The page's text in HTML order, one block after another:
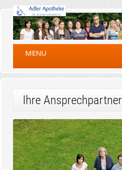
MENU
Ihre Ansprechpartner